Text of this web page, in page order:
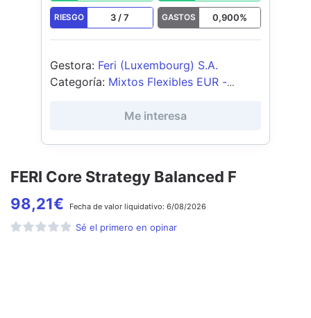
FERI Core Strategy Balanced F
98,21€ Fecha de valor liquidativo: 6/08/2026
Sé el primero en opinar
RIESGO 3 /7 GASTOS 0,900%
Gestora: Feri (Luxembourg) S.A.
Categoría: Mixtos Flexibles EUR -
Me interesa